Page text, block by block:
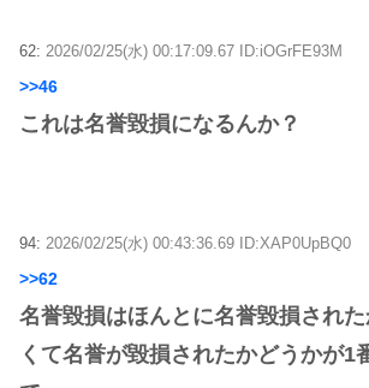
62: 2026/02/25(水) 00:17:09.67 ID:iOGrFE93M
>>46
これは名誉毀損になるんか？
94: 2026/02/25(水) 00:43:36.69 ID:XAP0UpBQ0
>>62
名誉毀損はほんとに名誉毀損され
くて名誉が毀損されたかどうかが1